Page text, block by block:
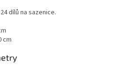
dílů na sazenice.
cm